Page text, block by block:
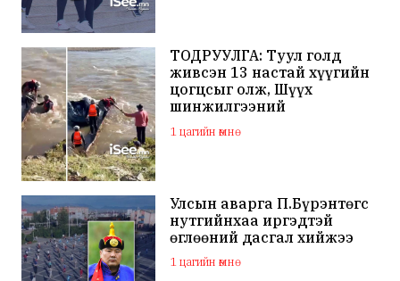
ТОДРУУЛГА: Туул голд
живсэн 13 настай хүүгийн
цогцсыг олж, Шүүх
шинжилгээний
байгууллагад шилжүүлжээ
1 цагийн өмнө
Улсын аварга П.Бүрэнтөгс
нутгийнхаа иргэдтэй
өглөөний дасгал хийжээ
1 цагийн өмнө